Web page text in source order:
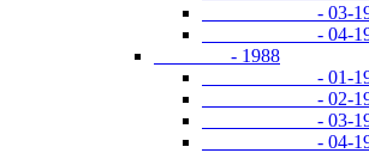
- 03-
- 04-
- 1988
- 01-
- 02-
- 03-
- 04-